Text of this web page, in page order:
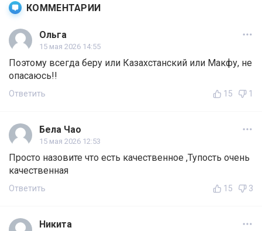
КОММЕНТАРИИ
Ольга
15 мая 2026 14:55
Поэтому всегда беру или Казахстанский или Макфу, не
опасаюсь!!
Ответить 15 1
Бела Чао
15 мая 2026 12:53
Просто назовите что есть качественное ,Тупость очень
качественная
Ответить 15 3
Никита